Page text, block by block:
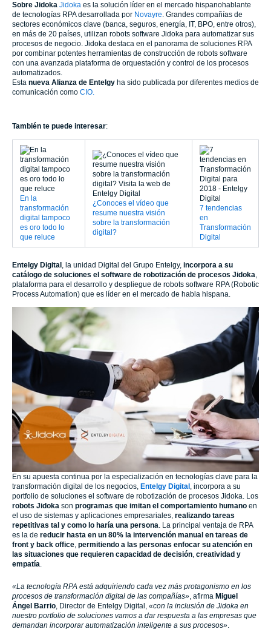
Sobre Jidoka Jidoka es la solución líder en el mercado hispanohablante
de tecnologías RPA desarrollada por Novayre. Grandes compañías de
sectores económicos clave (banca, seguros, energía, IT, BPO, entre otros),
en más de 20 países, utilizan robots software Jidoka para automatizar sus
procesos de negocio. Jidoka destaca en el panorama de soluciones RPA
por combinar potentes herramientas de construcción de robots software
con una avanzada plataforma de orquestación y control de los procesos
automatizados.
Esta nueva Alianza de Entelgy ha sido publicada por diferentes medios de
comunicación como CIO.
También te puede interesar:
En la
transformación
digital tampoco
es oro todo lo
que reluce
¿Conoces el vídeo que
resume nuestra visión
sobre la transformación
digital?
7 tendencias
en
Transformación
Digital
Entelgy Digital, la unidad Digital del Grupo Entelgy, incorpora a su
catálogo de soluciones el software de robotización de procesos Jidoka,
plataforma para el desarrollo y despliegue de robots software RPA (Robotic
Process Automation) que es líder en el mercado de habla hispana.
En su apuesta continua por la especialización en tecnologías clave para la
transformación digital de los negocios, Entelgy Digital , incorpora a su
portfolio de soluciones el software de robotización de procesos Jidoka. Los
robots Jidoka son programas que imitan el comportamiento humano en
el uso de sistemas y aplicaciones empresariales, realizando tareas
repetitivas tal y como lo haría una persona. La principal ventaja de RPA
es la de reducir hasta en un 80% la intervención manual en tareas de
front y back office, permitiendo a las personas enfocar su atención en
las situaciones que requieren capacidad de decisión, creatividad y
empatía.
«La tecnología RPA está adquiriendo cada vez más protagonismo en los
procesos de transformación digital de las compañías», afirma Miguel
Ángel Barrio, Director de Entelgy Digital, «con la inclusión de Jidoka en
nuestro portfolio de soluciones vamos a dar respuesta a las empresas que
demandan incorporar automatización inteligente a sus procesos».